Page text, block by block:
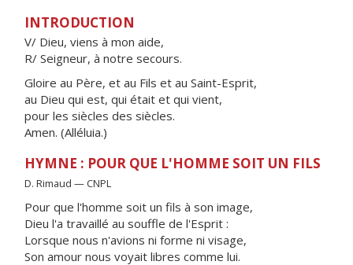
INTRODUCTION
V/ Dieu, viens à mon aide,
R/ Seigneur, à notre secours.
Gloire au Père, et au Fils et au Saint-Esprit,
au Dieu qui est, qui était et qui vient,
pour les siècles des siècles.
Amen. (Alléluia.)
HYMNE : POUR QUE L'HOMME SOIT UN FILS
D. Rimaud — CNPL
Pour que l'homme soit un fils à son image,
Dieu l'a travaillé au souffle de l'Esprit :
Lorsque nous n'avions ni forme ni visage,
Son amour nous voyait libres comme lui.